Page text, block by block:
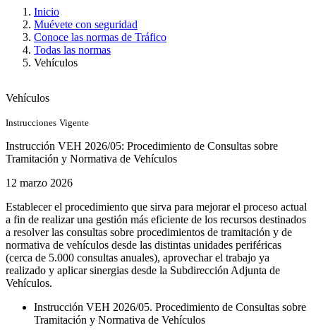
Inicio
Muévete con seguridad
Conoce las normas de Tráfico
Todas las normas
Vehículos
Vehículos
Instrucciones Vigente
Instrucción VEH 2026/05: Procedimiento de Consultas sobre
Tramitación y Normativa de Vehículos
12 marzo 2026
Establecer el procedimiento que sirva para mejorar el proceso actual
a fin de realizar una gestión más eficiente de los recursos destinados
a resolver las consultas sobre procedimientos de tramitación y de
normativa de vehículos desde las distintas unidades periféricas
(cerca de 5.000 consultas anuales), aprovechar el trabajo ya
realizado y aplicar sinergias desde la Subdirección Adjunta de
Vehículos.
Instrucción VEH 2026/05. Procedimiento de Consultas sobre
Tramitación y Normativa de Vehículos